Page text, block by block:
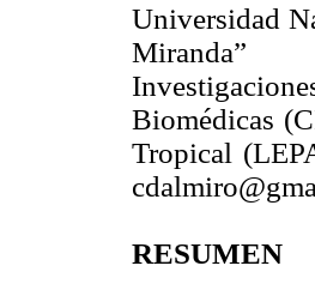
Universidad
Miranda”
Biomédicas
Tropical
RESUMEN